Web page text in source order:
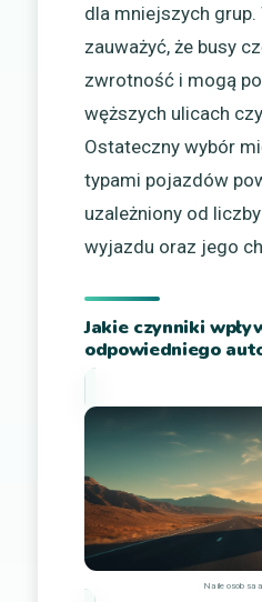
dla mniejszych
zauważyć, że busy
zwrotność i mogą
węższych ulicach
Ostateczny wybór
typami pojazdów
uzależniony od
wyjazdu oraz jego
Jakie czynniki
odpowiedniego
Na ile osob sa